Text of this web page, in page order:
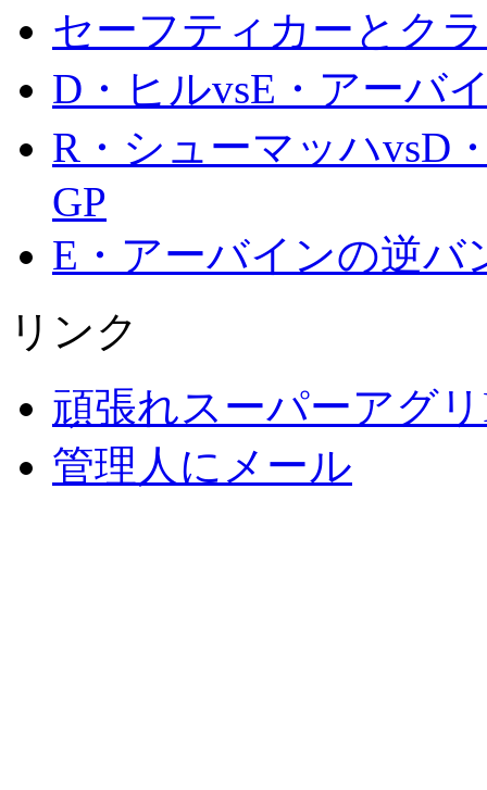
セーフティカーとク
D・ヒルvsE・アーバ
R・シューマッハvsD
GP
E・アーバインの逆バ
リンク
頑張れスーパーアグ
管理人にメール